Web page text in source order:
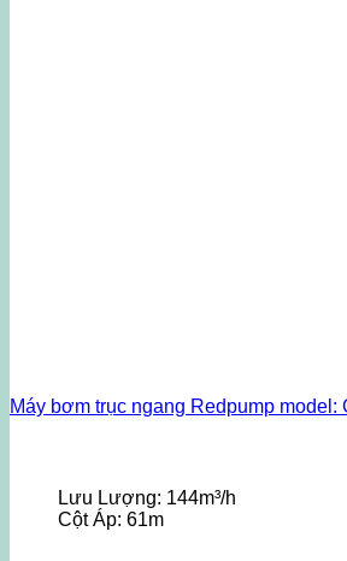
Máy bơm trục ngang Redpump model:
Lưu Lượng: 144m³/h
Cột Áp: 61m